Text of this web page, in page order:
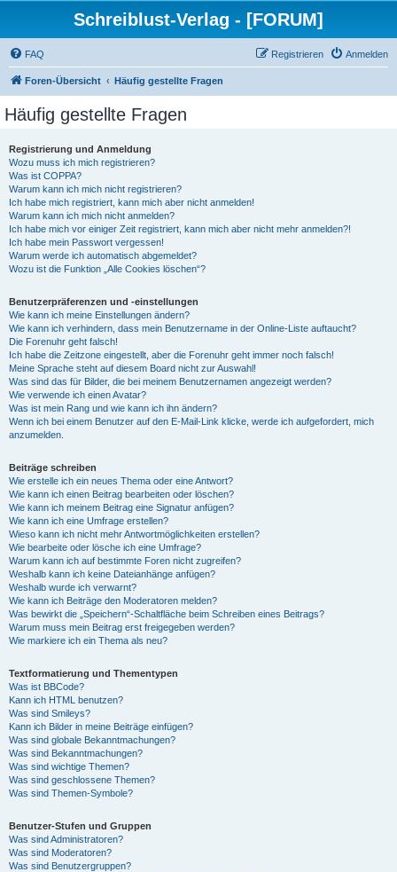
Schreiblust-Verlag - [FORUM]
FAQ Anmelden
Registrieren
Foren-Übersicht Häufig gestellte Fragen
Häufig gestellte Fragen
Registrierung und Anmeldung
Wozu muss ich mich registrieren?
Was ist COPPA?
Warum kann ich mich nicht registrieren?
Ich habe mich registriert, kann mich aber nicht anmelden!
Warum kann ich mich nicht anmelden?
Ich habe mich vor einiger Zeit registriert, kann mich aber nicht mehr anmelden?!
Ich habe mein Passwort vergessen!
Warum werde ich automatisch abgemeldet?
Wozu ist die Funktion „Alle Cookies löschen“?
Benutzerpräferenzen und -einstellungen
Wie kann ich meine Einstellungen ändern?
Wie kann ich verhindern, dass mein Benutzername in der Online-Liste auftaucht?
Die Forenuhr geht falsch!
Ich habe die Zeitzone eingestellt, aber die Forenuhr geht immer noch falsch!
Meine Sprache steht auf diesem Board nicht zur Auswahl!
Was sind das für Bilder, die bei meinem Benutzernamen angezeigt werden?
Wie verwende ich einen Avatar?
Was ist mein Rang und wie kann ich ihn ändern?
Wenn ich bei einem Benutzer auf den E-Mail-Link klicke, werde ich aufgefordert, mich
anzumelden.
Beiträge schreiben
Wie erstelle ich ein neues Thema oder eine Antwort?
Wie kann ich einen Beitrag bearbeiten oder löschen?
Wie kann ich meinem Beitrag eine Signatur anfügen?
Wie kann ich eine Umfrage erstellen?
Wieso kann ich nicht mehr Antwortmöglichkeiten erstellen?
Wie bearbeite oder lösche ich eine Umfrage?
Warum kann ich auf bestimmte Foren nicht zugreifen?
Weshalb kann ich keine Dateianhänge anfügen?
Weshalb wurde ich verwarnt?
Wie kann ich Beiträge den Moderatoren melden?
Was bewirkt die „Speichern“-Schaltfläche beim Schreiben eines Beitrags?
Warum muss mein Beitrag erst freigegeben werden?
Wie markiere ich ein Thema als neu?
Textformatierung und Thementypen
Was ist BBCode?
Kann ich HTML benutzen?
Was sind Smileys?
Kann ich Bilder in meine Beiträge einfügen?
Was sind globale Bekanntmachungen?
Was sind Bekanntmachungen?
Was sind wichtige Themen?
Was sind geschlossene Themen?
Was sind Themen-Symbole?
Benutzer-Stufen und Gruppen
Was sind Administratoren?
Was sind Moderatoren?
Was sind Benutzergruppen?